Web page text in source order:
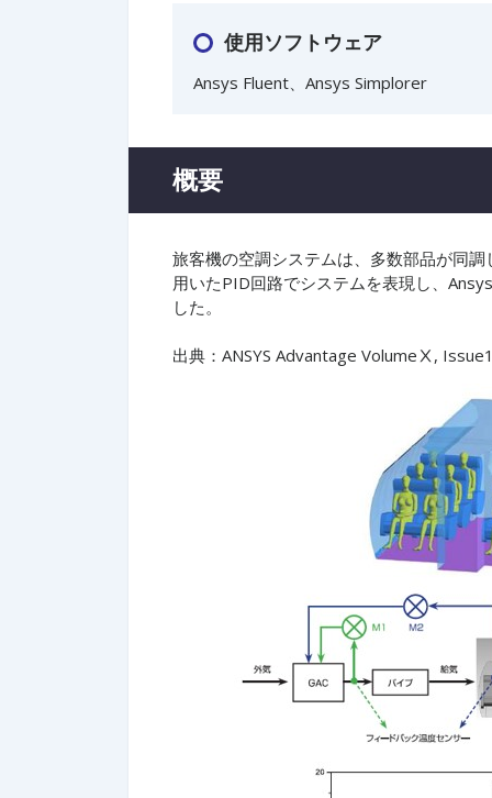
使用ソフトウェア
Ansys Fluent、Ansys Simplorer​
概要
旅客機の空調システムは、多数部品が同
用いたPID回路でシステムを表現し、
した。
出典：ANSYS Advantage VolumeⅩ,